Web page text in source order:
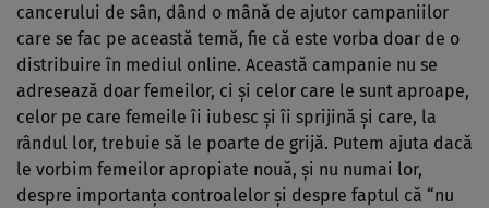
cancerului de sân, dând o mână de ajutor campaniilor
care se fac pe această temă, fie că este vorba doar de o
distribuire în mediul online. Această campanie nu se
adresează doar femeilor, ci și celor care le sunt aproape,
celor pe care femeile îi iubesc și îi sprijină și care, la
rândul lor, trebuie să le poarte de grijă. Putem ajuta dacă
le vorbim femeilor apropiate nouă, și nu numai lor,
despre importanța controalelor și despre faptul că “nu